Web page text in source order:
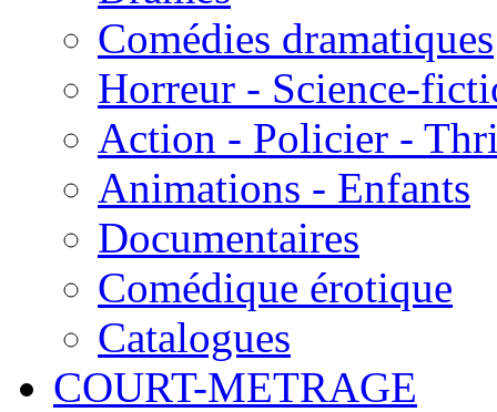
Comédies dramatiques
Horreur - Science-
Action - Policier -
Animations - Enfants
Documentaires
Comédique érotique
Catalogues
COURT-METRAGE